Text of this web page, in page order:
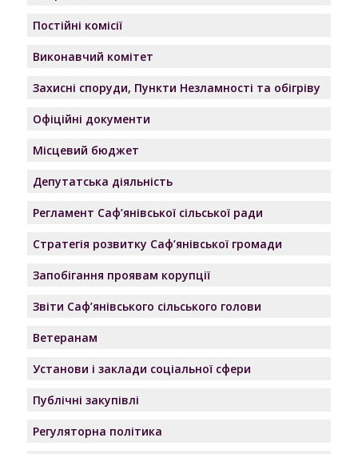
Постійні комісії
Виконавчий комітет
Захисні споруди, Пункти Незламності та обігріву
Офіційні документи
Місцевий бюджет
Депутатська діяльність
Регламент Саф’янівської сільської ради
Стратегія розвитку Саф’янівської громади
Запобігання проявам корупції
Звіти Саф’янівського сільського голови
Ветеранам
Установи і заклади соціальної сфери
Публічні закупівлі
Регуляторна політика